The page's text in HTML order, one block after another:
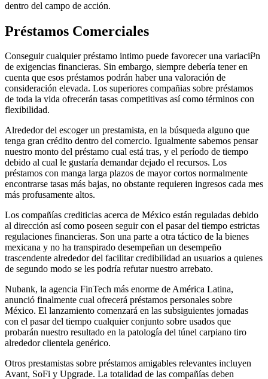
dentro del campo de acción.
Préstamos Comerciales
Conseguir cualquier préstamo intimo puede favorecer una variacií³n
de exigencias financieras. Sin embargo, siempre debería tener en
cuenta que esos préstamos podrán haber una valoración de
consideración elevada. Los superiores compañias sobre préstamos
de toda la vida ofrecerán tasas competitivas así­ como términos con
flexibilidad.
Alrededor del escoger un prestamista, en la búsqueda alguno que
tenga gran crédito dentro del comercio. Igualmente sabemos pensar
nuestro monto del préstamo cual está tras, y el período de tiempo
debido al cual le gustaría demandar dejado el recursos. Los
préstamos con manga larga plazos de mayor cortos normalmente
encontrarse tasas más bajas, no obstante requieren ingresos cada mes
más profusamente altos.
Los compañías crediticias acerca de México están reguladas debido
al dirección así­ como poseen seguir con el pasar del tiempo estrictas
regulaciones financieras. Son una parte a otra táctico de la bienes
mexicana y no ha transpirado desempeñan un desempeño
trascendente alrededor del facilitar credibilidad an usuarios a quienes
de segundo modo se les podría refutar nuestro arrebato.
Nubank, la agencia FinTech más enorme de América Latina,
anunció finalmente cual ofrecerá préstamos personales sobre
México. El lanzamiento comenzará en las subsiguientes jornadas
con el pasar del tiempo cualquier conjunto sobre usados que
probarán nuestro resultado en la patologí­a del túnel carpiano tiro
alrededor clientela genérico.
Otros prestamistas sobre préstamos amigables relevantes incluyen
Avant, SoFi y Upgrade. La totalidad de las compañías deben